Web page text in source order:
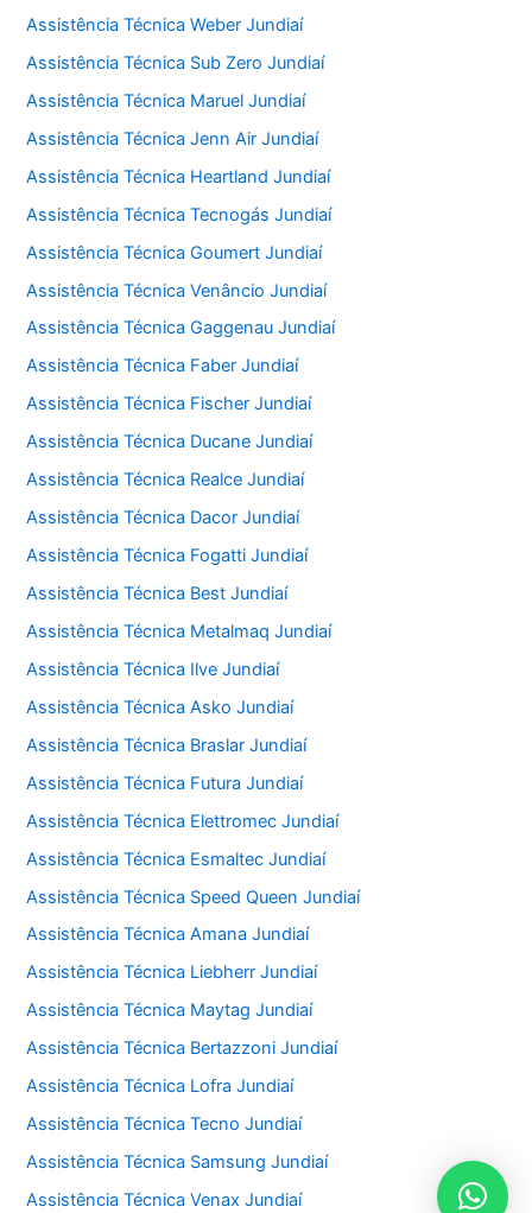
Assistência Técnica Weber Jundiaí
Assistência Técnica Sub Zero Jundiaí
Assistência Técnica Maruel Jundiaí
Assistência Técnica Jenn Air Jundiaí
Assistência Técnica Heartland Jundiaí
Assistência Técnica Tecnogás Jundiaí
Assistência Técnica Goumert Jundiaí
Assistência Técnica Venâncio Jundiaí
Assistência Técnica Gaggenau Jundiaí
Assistência Técnica Faber Jundiaí
Assistência Técnica Fischer Jundiaí
Assistência Técnica Ducane Jundiaí
Assistência Técnica Realce Jundiaí
Assistência Técnica Dacor Jundiaí
Assistência Técnica Fogatti Jundiaí
Assistência Técnica Best Jundiaí
Assistência Técnica Metalmaq Jundiaí
Assistência Técnica Ilve Jundiaí
Assistência Técnica Asko Jundiaí
Assistência Técnica Braslar Jundiaí
Assistência Técnica Futura Jundiaí
Assistência Técnica Elettromec Jundiaí
Assistência Técnica Esmaltec Jundiaí
Assistência Técnica Speed Queen Jundiaí
Assistência Técnica Amana Jundiaí
Assistência Técnica Liebherr Jundiaí
Assistência Técnica Maytag Jundiaí
Assistência Técnica Bertazzoni Jundiaí
Assistência Técnica Lofra Jundiaí
Assistência Técnica Tecno Jundiaí
Assistência Técnica Samsung Jundiaí
Assistência Técnica Venax Jundiaí